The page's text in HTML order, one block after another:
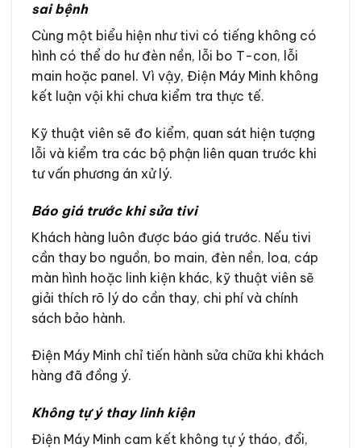
sai bệnh
Cùng một biểu hiện như tivi có tiếng không có
hình có thể do hư đèn nền, lỗi bo T-con, lỗi
main hoặc panel. Vì vậy, Điện Máy Minh không
kết luận vội khi chưa kiểm tra thực tế.
Kỹ thuật viên sẽ đo kiểm, quan sát hiện tượng
lỗi và kiểm tra các bộ phận liên quan trước khi
tư vấn phương án xử lý.
Báo giá trước khi sửa tivi
Khách hàng luôn được báo giá trước. Nếu tivi
cần thay bo nguồn, bo main, đèn nền, loa, cáp
màn hình hoặc linh kiện khác, kỹ thuật viên sẽ
giải thích rõ lý do cần thay, chi phí và chính
sách bảo hành.
Điện Máy Minh chỉ tiến hành sửa chữa khi khách
hàng đã đồng ý.
Không tự ý thay linh kiện
Điện Máy Minh cam kết không tự ý tháo, đổi,